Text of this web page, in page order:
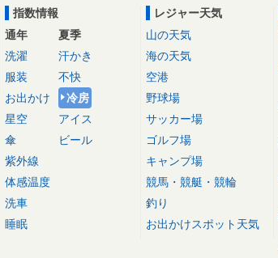
指数情報
通年
洗濯
服装
お出かけ
星空
傘
紫外線
体感温度
洗車
睡眠
夏季
汗かき
不快
冷房
アイス
ビール
レジャー天気
山の天気
海の天気
空港
野球場
サッカー場
ゴルフ場
キャンプ場
競馬・競艇・競輪
釣り
お出かけスポット天気